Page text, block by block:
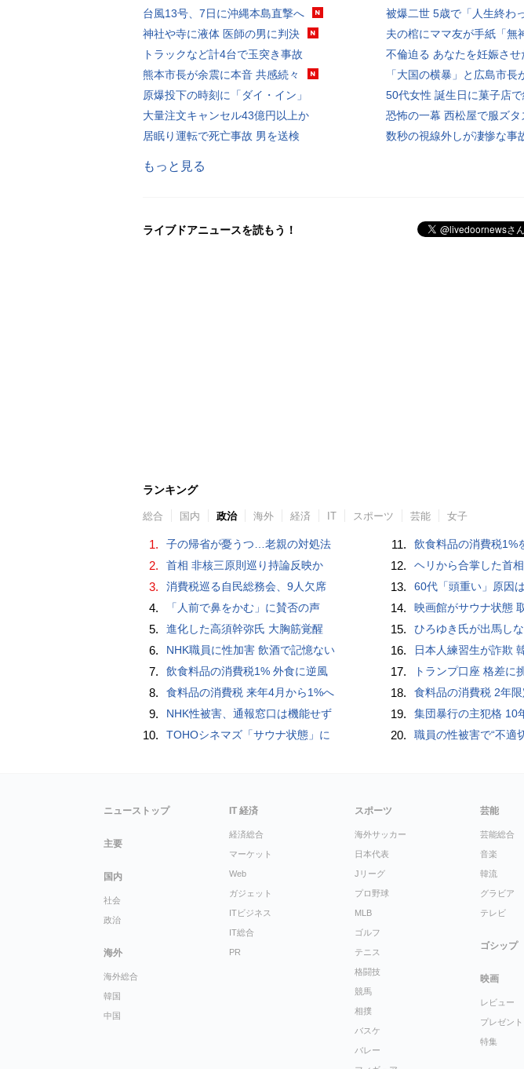
台風13号、7日に沖縄本島直撃へ
神社や寺に液体 医師の男に判決
トラックなど計4台で玉突き事故
熊本市長が余震に本音 共感続々
原爆投下の時刻に「ダイ・イン」
大量注文キャンセル43億円以上か
居眠り運転で死亡事故 男を送検
被爆二世 5歳で「人生終わっ
夫の棺にママ友が手紙「無
不倫迫る あなたを妊娠させ
「大国の横暴」と広島市長
50代女性 誕生日に菓子店で
恐怖の一幕 西松屋で服ズタ
数秒の視線外しが凄惨な事
もっと見る
ライブドアニュースを読もう！
ランキング
総合 国内 政治 海外 経済 IT スポーツ 芸能 女子
1. 子の帰省が憂うつ…老親の対処法
2. 首相 非核三原則巡り持論反映か
3. 消費税巡る自民総務会、9人欠席
4. 「人前で鼻をかむ」に賛否の声
5. 進化した高須幹弥氏 大胸筋覚醒
6. NHK職員に性加害 飲酒で記憶ない
7. 飲食料品の消費税1% 外食に逆風
8. 食料品の消費税 来年4月から1%へ
9. NHK性被害、通報窓口は機能せず
10. TOHOシネマズ「サウナ状態」に
11. 飲食料品の消費税1%
12. ヘリから合掌した首
13. 60代「頭重い」原因
14. 映画館がサウナ状態
15. ひろゆき氏が出馬し
16. 日本人練習生が詐欺
17. トランプ口座 格差に
18. 食料品の消費税 2年
19. 集団暴行の主犯格 10
20. 職員の性被害で“不適切対応”NHKが謝罪 番組出演者から
ニューストップ
主要
国内
社会
政治
海外
海外総合
韓国
中国
IT 経済
経済総合
マーケット
Web
ガジェット
ITビジネス
IT総合
PR
スポーツ
海外サッカー
日本代表
Jリーグ
プロ野球
MLB
ゴルフ
テニス
格闘技
競馬
相撲
バスケ
バレー
芸能
芸能総合
音楽
韓流
グラビア
テレビ
ゴシップ
映画
レビュー
プレゼント
特集